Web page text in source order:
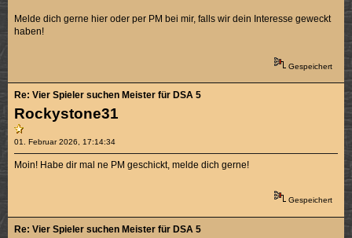
Melde dich gerne hier oder per PM bei mir, falls wir dein Interesse geweckt
haben!
Gespeichert
Rockystone31
01. Februar 2026, 17:14:34
Re: Vier Spieler suchen Meister für DSA 5
Moin! Habe dir mal ne PM geschickt, melde dich gerne!
Gespeichert
Re: Vier Spieler suchen Meister für DSA 5